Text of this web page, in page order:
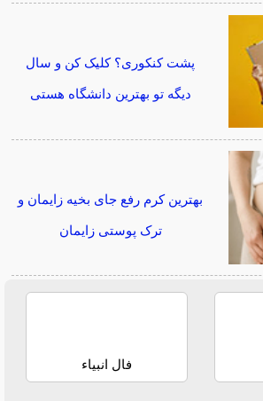
پشت کنکوری؟ کلیک کن و سال
دیگه تو بهترین دانشگاه هستی
بهترین کرم رفع جای بخیه زایمان و
ترک پوستی زایمان
فال انبیاء